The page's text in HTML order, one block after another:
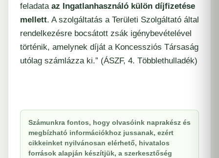
feladata az Ingatlanhasználó külön díjfizetése
mellett. A szolgáltatás a Területi Szolgáltató által
rendelkezésre bocsátott zsák igénybevételével
történik, amelynek díját a Koncessziós Társaság
utólag számlázza ki.” (ÁSZF, 4. Többlethulladék)
Számunkra fontos, hogy olvasóink naprakész és
megbízható információkhoz jussanak, ezért
cikkeinket nyilvánosan elérhető, hivatalos
források alapján készítjük, a szerkesztőség